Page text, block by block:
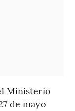
Ministerio
de mayo